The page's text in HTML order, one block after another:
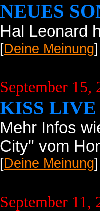
NEUES
Hal Leonard
[Deine Meinung]
September 15,
KISS LIVE
Mehr Infos
City" vom
[Deine Meinung]
September 11,